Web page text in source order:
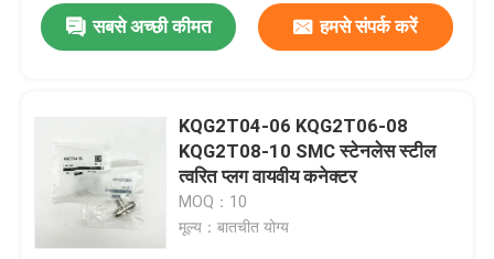
सबसे अच्छी कीमत हमसे संपर्क करें
KQG2T04-06 KQG2T06-08
KQG2T08-10 SMC स्टेनलेस स्टील
त्वरित प्लग वायवीय कनेक्टर
MOQ：10
मूल्य：बातचीत योग्य